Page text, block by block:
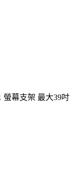
螢幕支架 最大39吋